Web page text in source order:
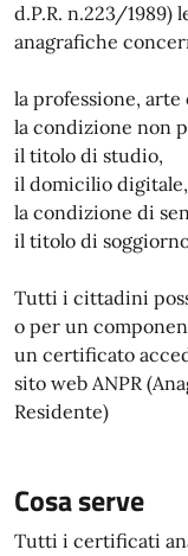
d.P.R. n.223/1989)
anagrafiche
la professione, arte
la condizione non
il titolo di studio,
il domicilio digitale,
la condizione di
il titolo di
Tutti i cittadini
o per un
un certificato
sito web ANPR
Residente)
Cosa serve
Tutti i certificati